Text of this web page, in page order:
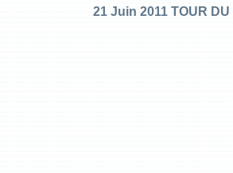
21 Juin 2011 TOUR